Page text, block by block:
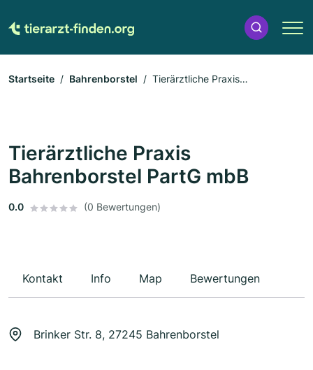
Startseite Bahrenborstel
Tierärztliche Praxis
Tierärztliche Praxis
Bahrenborstel PartG mbB
0.0 (0 Bewertungen)
Kontakt Info Map Bewertungen
Brinker Str. 8, 27245 Bahrenborstel